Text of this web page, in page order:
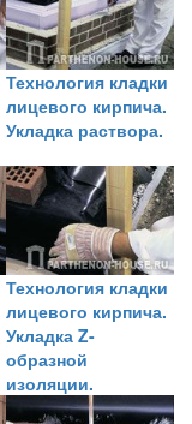
Технология кладки
лицевого кирпича.
Укладка раствора.
Технология кладки
лицевого кирпича.
Укладка Z-
образной
изоляции.